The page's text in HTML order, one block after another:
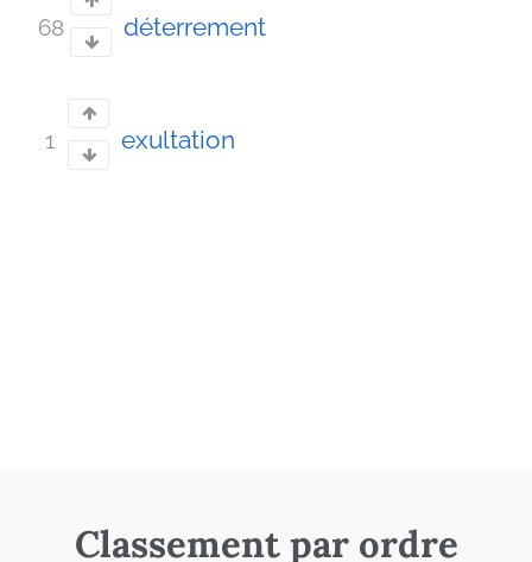
68 déterrement
1 exultation
Classement par ordre